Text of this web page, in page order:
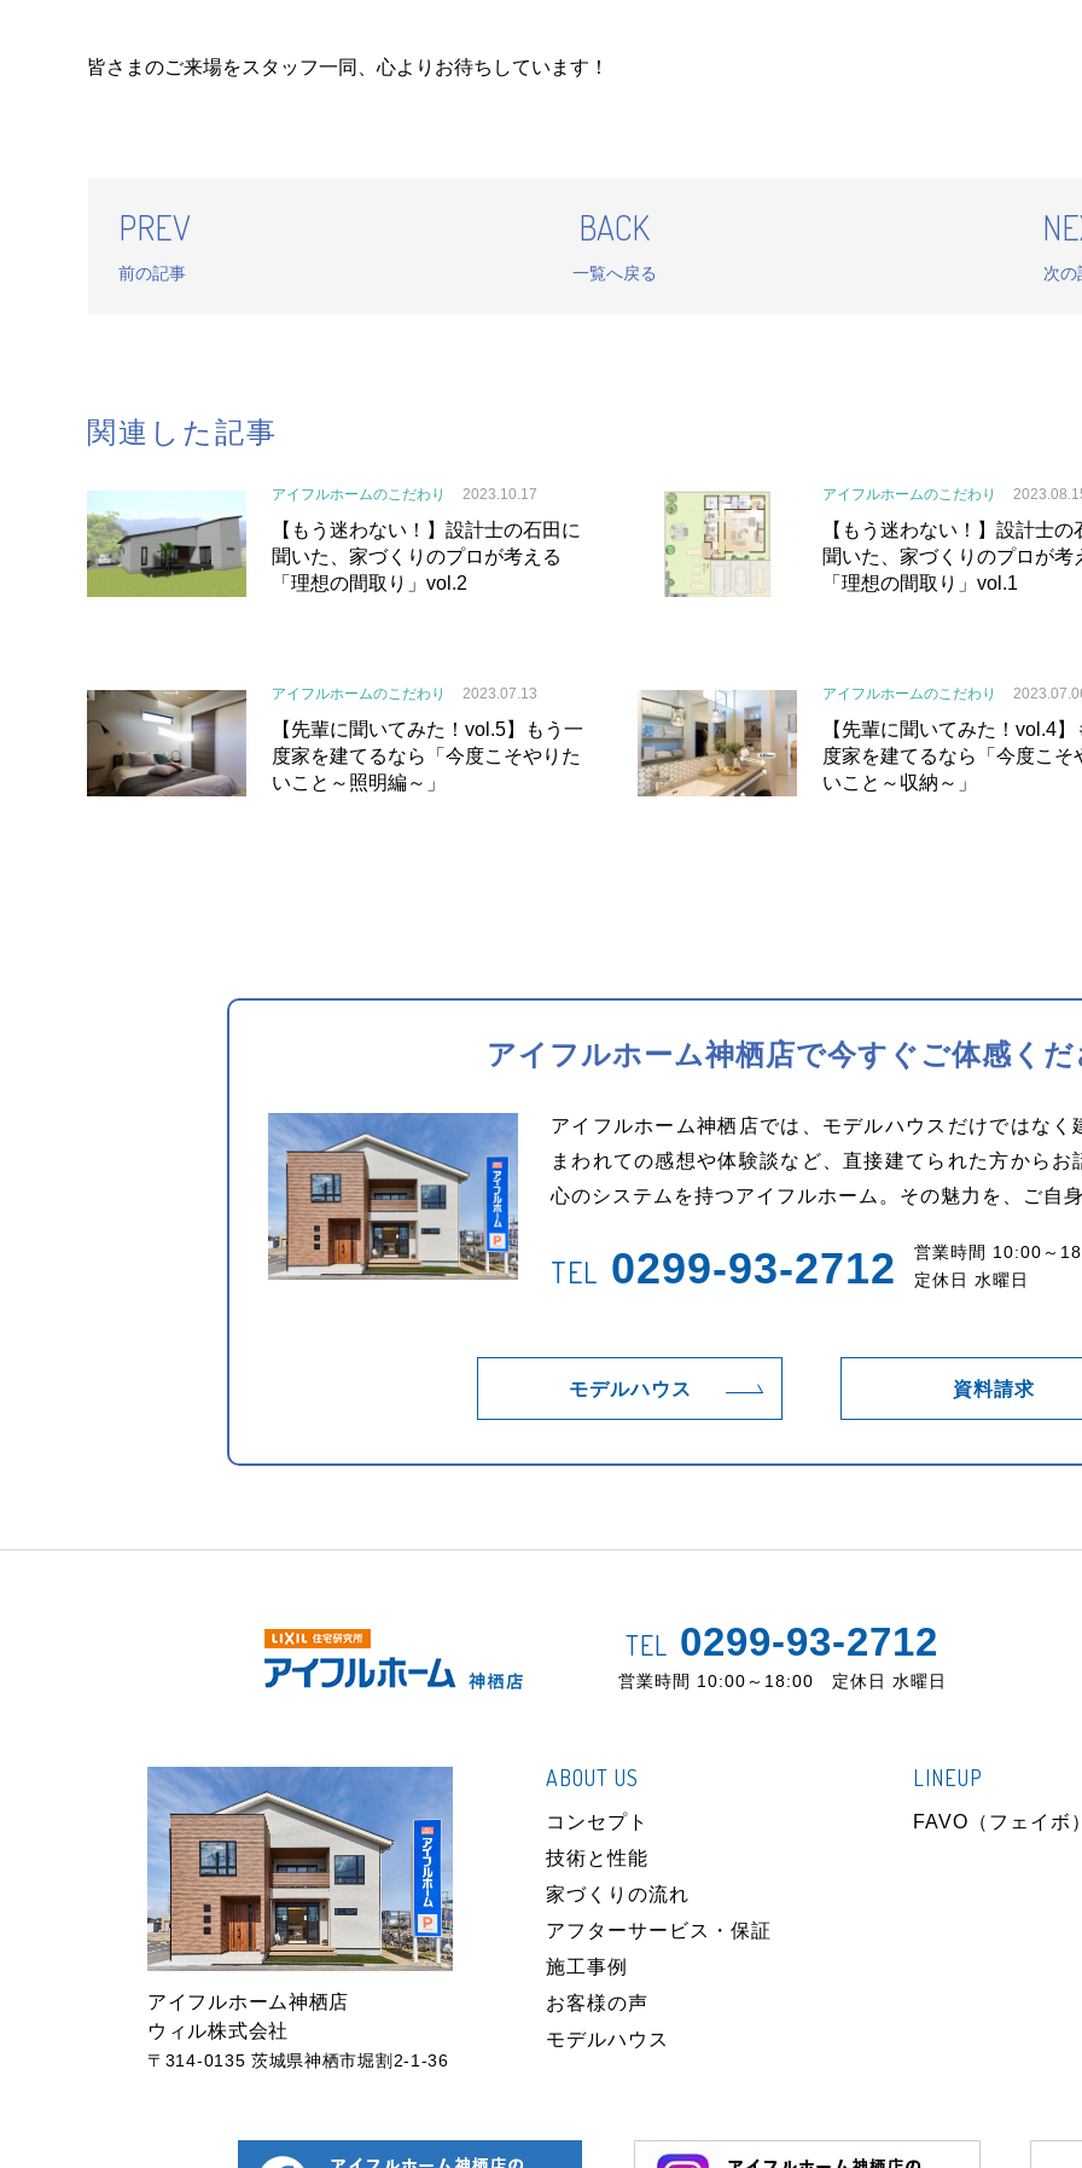
皆さまのご来場をスタッフ一同、心よりお待ちしています！
PREV
前の記事
BACK
一覧へ戻る 次の
関連した記事
アイフルホームのこだわり 2023.10.17
【もう迷わない！】設計士の石田に
聞いた、家づくりのプロが考える
「理想の間取り」vol.2
アイフルホームのこだわり
【もう迷わない！】設計士の
聞いた、家づくりのプロが考
「理想の間取り」vol.1
アイフルホームのこだわり 2023.07.13
【先輩に聞いてみた！vol.5】もう一
度家を建てるなら「今度こそやりた
いこと～照明編～」
アイフルホームのこだわり
【先輩に聞いてみた！vol.4】
度家を建てるなら「今度こそ
いこと～収納～」
アイフルホーム神栖店で今すぐご体感くだ
アイフルホーム神栖店では、モデルハウスだけではなく
まわれての感想や体験談など、直接建てられた方から
心のシステムを持つアイフルホーム。その魅力を、ご自
TEL 0299-93-2712
営業時間 10:00～
定休日 水曜日
モデルハウス 資料請求
TEL 0299-93-2712
営業時間 10:00～18:00 定休日 水曜日
アイフルホーム神栖店
ウィル株式会社
〒314-0135 茨城県神栖市堀割2-1-36
ABOUT US
コンセプト
技術と性能
家づくりの流れ
アフターサービス・保証
施工事例
お客様の声
モデルハウス
LINEUP
FAVO（フェイボ）